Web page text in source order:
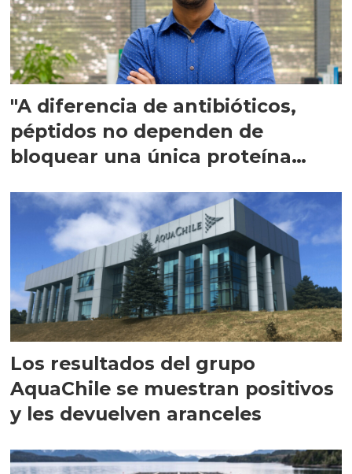
"A diferencia de antibióticos,
péptidos no dependen de
bloquear una única proteína
Los resultados del grupo
AquaChile se muestran positivos
y les devuelven aranceles